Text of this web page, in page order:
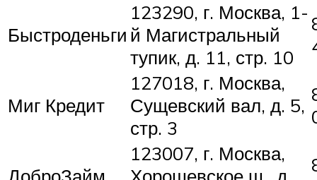
Быстроденьги
123290, г. Москва, 1-
й Магистральный
тупик, д. 11, стр. 10
Миг Кредит
127018, г. Москва,
Сущевский вал, д. 5,
стр. 3
123007, г. Москва,